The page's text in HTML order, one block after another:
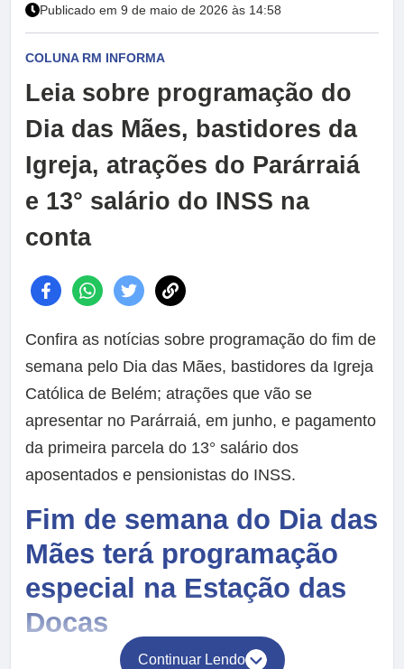
Publicado em 9 de maio de 2026 às 14:58
COLUNA RM INFORMA
Leia sobre programação do
Dia das Mães, bastidores da
Igreja, atrações do Parárraiá
e 13° salário do INSS na
conta
Confira as notícias sobre programação do fim de
semana pelo Dia das Mães, bastidores da Igreja
Católica de Belém; atrações que vão se
apresentar no Parárraiá, em junho, e pagamento
da primeira parcela do 13° salário dos
aposentados e pensionistas do INSS.
Fim de semana do Dia das
Mães terá programação
especial na Estação das
Docas
Continuar Lendo